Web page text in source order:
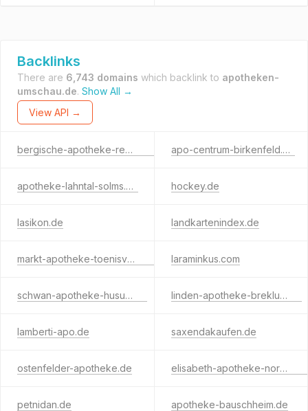
Backlinks
There are 6,743 domains which backlink to apotheken-
umschau.de. Show All →
View API →
bergische-apotheke-remscheid-app.de apo-centrum-birkenfeld.de
apotheke-lahntal-solms.de hockey.de
lasikon.de landkartenindex.de
markt-apotheke-toenisvorst.de laraminkus.com
schwan-apotheke-husum.de linden-apotheke-breklum.de
lamberti-apo.de saxendakaufen.de
ostenfelder-apotheke.de elisabeth-apotheke-nordhausen.de
petnidan.de apotheke-bauschheim.de